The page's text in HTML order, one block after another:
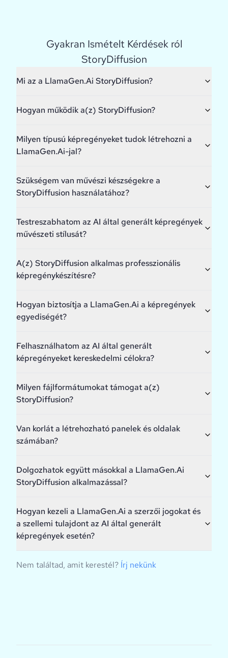
Gyakran Ismételt Kérdések ról
StoryDiffusion
Mi az a LlamaGen.Ai StoryDiffusion?
Hogyan működik a(z) StoryDiffusion?
Milyen típusú képregényeket tudok létrehozni a
LlamaGen.Ai-jal?
Szükségem van művészi készségekre a
StoryDiffusion használatához?
Testreszabhatom az AI által generált képregények
művészeti stílusát?
A(z) StoryDiffusion alkalmas professzionális
képregénykészítésre?
Hogyan biztosítja a LlamaGen.Ai a képregények
egyediségét?
Felhasználhatom az AI által generált
képregényeket kereskedelmi célokra?
Milyen fájlformátumokat támogat a(z)
StoryDiffusion?
Van korlát a létrehozható panelek és oldalak
számában?
Dolgozhatok együtt másokkal a LlamaGen.Ai
StoryDiffusion alkalmazással?
Hogyan kezeli a LlamaGen.Ai a szerzői jogokat és
a szellemi tulajdont az AI által generált
képregények esetén?
Nem találtad, amit kerestél? Írj nekünk